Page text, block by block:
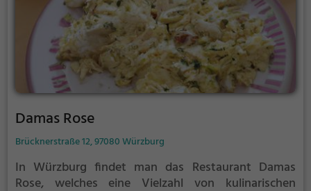
Damas Rose
Brücknerstraße 12, 97080 Würzburg
In Würzburg findet man das Restaurant Damas
Rose, welches eine Vielzahl von kulinarischen